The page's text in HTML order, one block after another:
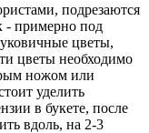
подрезаются
- примерно под
цветы,
цветы необходимо
ножом или
уделить
в букете, после
вдоль, на 2-3